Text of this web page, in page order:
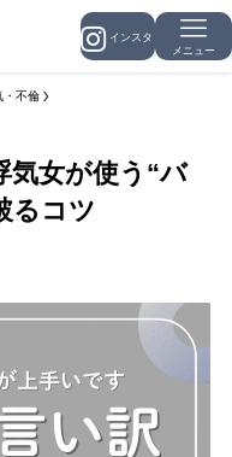
メニュー
・不倫
気女が使う“バ
るコツ